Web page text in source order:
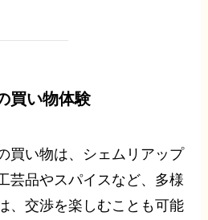
買い物体験
買い物は、シェムリアップ
芸品やスパイスなど、多様
、交渉を楽しむことも可能